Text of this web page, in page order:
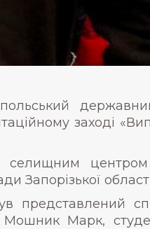
заході
селищним
Запорізької
представлений
Мошник Марк,